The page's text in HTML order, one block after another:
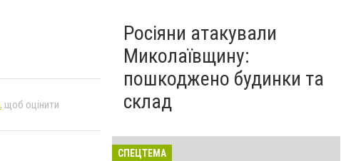
, щоб оцінити
Росіяни атакували
Миколаївщину:
пошкоджено будинки та
склад
СПЕЦТЕМА